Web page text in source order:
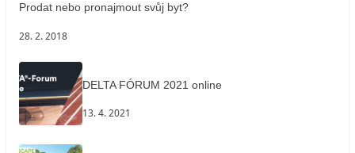
Prodat nebo pronajmout svůj byt?
28. 2. 2018
DELTA FÓRUM 2021 online
13. 4. 2021